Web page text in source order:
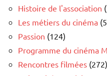
Histoire de l'association
Les métiers du cinéma
Passion (124)
Programme du cinéma
Rencontres filmées (272)